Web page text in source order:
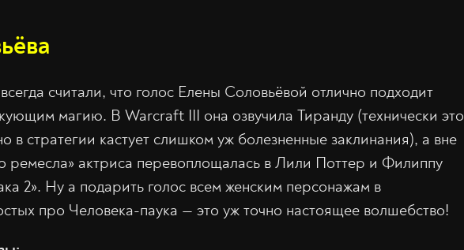
считали, что голос Елены Соловьёвой отлично подходит
магию. В Warcraft III она озвучила Тиранду (технически это
в стратегии кастует слишком уж болезненные заклинания), а вне
ремесла» актриса перевоплощалась в Лили Поттер и Филиппу
2». Ну а подарить голос всем женским персонажам в
про Человека-паука — это уж точно настоящее волшебство!